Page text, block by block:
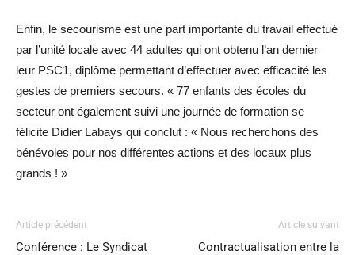
Enfin, le secourisme est une part importante du travail effectué
par l’unité locale avec 44 adultes qui ont obtenu l’an dernier
leur PSC1, diplôme permettant d’effectuer avec efficacité les
gestes de premiers secours. « 77 enfants des écoles du
secteur ont également suivi une journée de formation se
félicite Didier Labays qui conclut : « Nous recherchons des
bénévoles pour nos différentes actions et des locaux plus
grands ! »
Article précédent
Conférence : Le Syndicat
Article suivant
Contractualisation entre la